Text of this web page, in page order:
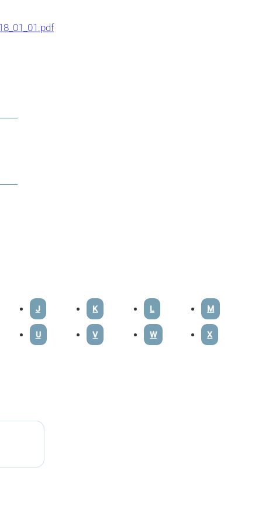
J K L M
U V W X